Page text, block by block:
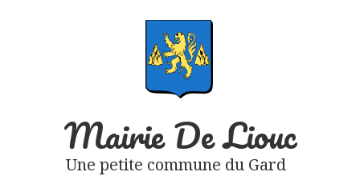
Mairie De Liouc
Une petite commune du Gard